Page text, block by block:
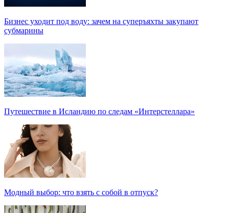
Бизнес уходит под воду: зачем на суперъяхты закупают
субмарины
Путешествие в Исландию по следам «Интерстеллара»
Модный выбор: что взять с собой в отпуск?